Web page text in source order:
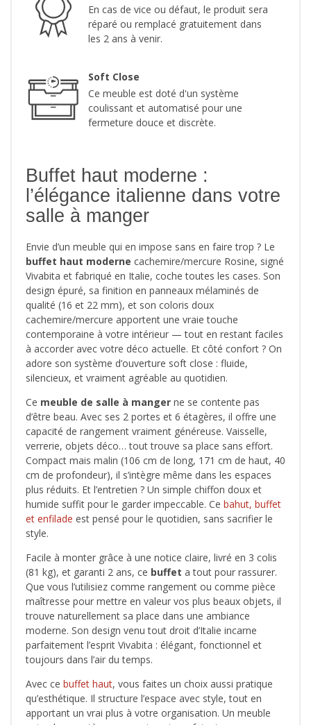
En cas de vice ou défaut, le produit sera
réparé ou remplacé gratuitement dans
les 2 ans à venir.
Soft Close
Ce meuble est doté d'un système
coulissant et automatisé pour une
fermeture douce et discrète.
Buffet haut moderne :
l’élégance italienne dans votre
salle à manger
Envie d’un meuble qui en impose sans en faire trop ? Le
buffet haut moderne cachemire/mercure Rosine, signé
Vivabita et fabriqué en Italie, coche toutes les cases. Son
design épuré, sa finition en panneaux mélaminés de
qualité (16 et 22 mm), et son coloris doux
cachemire/mercure apportent une vraie touche
contemporaine à votre intérieur — tout en restant faciles
à accorder avec votre déco actuelle. Et côté confort ? On
adore son système d’ouverture soft close : fluide,
silencieux, et vraiment agréable au quotidien.
Ce meuble de salle à manger ne se contente pas
d’être beau. Avec ses 2 portes et 6 étagères, il offre une
capacité de rangement vraiment généreuse. Vaisselle,
verrerie, objets déco… tout trouve sa place sans effort.
Compact mais malin (106 cm de long, 171 cm de haut, 40
cm de profondeur), il s’intègre même dans les espaces
plus réduits. Et l’entretien ? Un simple chiffon doux et
humide suffit pour le garder impeccable. Ce bahut, buffet
et enfilade est pensé pour le quotidien, sans sacrifier le
style.
Facile à monter grâce à une notice claire, livré en 3 colis
(81 kg), et garanti 2 ans, ce buffet a tout pour rassurer.
Que vous l’utilisiez comme rangement ou comme pièce
maîtresse pour mettre en valeur vos plus beaux objets, il
trouve naturellement sa place dans une ambiance
moderne. Son design venu tout droit d’Italie incarne
parfaitement l’esprit Vivabita : élégant, fonctionnel et
toujours dans l’air du temps.
Avec ce buffet haut, vous faites un choix aussi pratique
qu’esthétique. Il structure l’espace avec style, tout en
apportant un vrai plus à votre organisation. Un meuble